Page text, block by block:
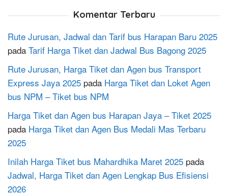
Komentar Terbaru
Rute Jurusan, Jadwal dan Tarif bus Harapan Baru 2025
pada Tarif Harga Tiket dan Jadwal Bus Bagong 2025
Rute Jurusan, Harga Tiket dan Agen bus Transport
Express Jaya 2025 pada Harga Tiket dan Loket Agen
bus NPM – Tiket bus NPM
Harga Tiket dan Agen bus Harapan Jaya – Tiket 2025
pada Harga Tiket dan Agen Bus Medali Mas Terbaru
2025
Inilah Harga Tiket bus Mahardhika Maret 2025 pada
Jadwal, Harga Tiket dan Agen Lengkap Bus Efisiensi
2026